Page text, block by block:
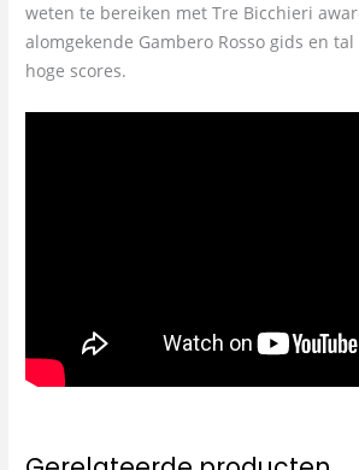
weten te bereiken met Tre Bicchieri
alomgekende Gambero Rosso gids en
hoge scores.